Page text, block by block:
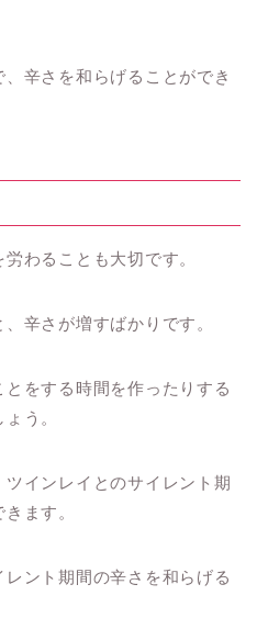
辛さを和らげることができ
わることも大切です。
辛さが増すばかりです。
をする時間を作ったりする
う。
インレイとのサイレント期
ます。
ント期間の辛さを和らげる